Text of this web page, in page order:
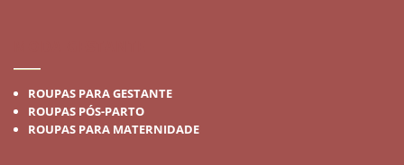
ROUPAS PARA GESTANTE
ROUPAS PÓS-PARTO
ROUPAS PARA MATERNIDADE